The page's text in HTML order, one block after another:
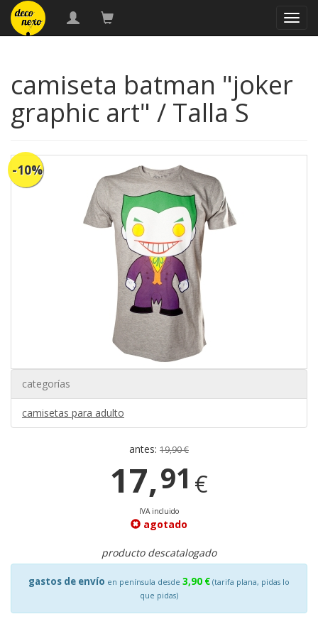
camiseta batman "joker
graphic art" / Talla S
-10%
categorías
camisetas para adulto
antes: 19,90 €
17,91 €
IVA incluido
agotado
producto descatalogado
gastos de envío en península desde 3,90 € (tarifa plana, pidas lo
que pidas)